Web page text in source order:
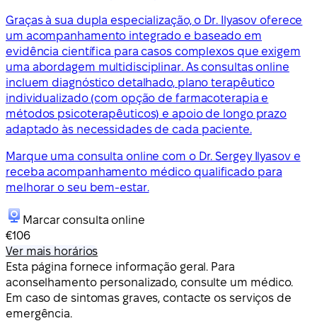
Graças à sua dupla especialização, o Dr. Ilyasov oferece
um acompanhamento integrado e baseado em
evidência científica para casos complexos que exigem
uma abordagem multidisciplinar. As consultas online
incluem diagnóstico detalhado, plano terapêutico
individualizado (com opção de farmacoterapia e
métodos psicoterapêuticos) e apoio de longo prazo
adaptado às necessidades de cada paciente.
Marque uma consulta online com o Dr. Sergey Ilyasov e
receba acompanhamento médico qualificado para
melhorar o seu bem-estar.
Marcar consulta online
€106
Ver mais horários
Esta página fornece informação geral. Para
aconselhamento personalizado, consulte um médico.
Em caso de sintomas graves, contacte os serviços de
emergência.